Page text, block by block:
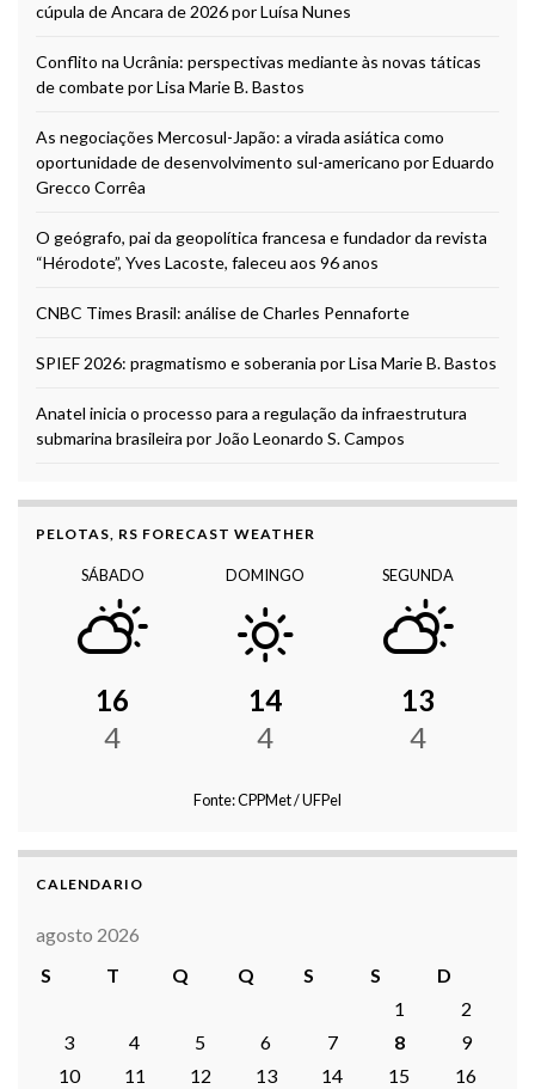
cúpula de Ancara de 2026 por Luísa Nunes
Conflito na Ucrânia: perspectivas mediante às novas táticas
de combate por Lisa Marie B. Bastos
As negociações Mercosul-Japão: a virada asiática como
oportunidade de desenvolvimento sul-americano por Eduardo
Grecco Corrêa
O geógrafo, pai da geopolítica francesa e fundador da revista
“Hérodote”, Yves Lacoste, faleceu aos 96 anos
CNBC Times Brasil: análise de Charles Pennaforte
SPIEF 2026: pragmatismo e soberania por Lisa Marie B. Bastos
Anatel inicia o processo para a regulação da infraestrutura
submarina brasileira por João Leonardo S. Campos
PELOTAS, RS FORECAST WEATHER
SÁBADO
16
4
DOMINGO
14
4
SEGUNDA
13
4
Fonte: CPPMet / UFPel
CALENDARIO
agosto 2026
S
T Q Q S S
D
1
2
3
4 5 6 7 8
9
10
11 12 13 14 15
16